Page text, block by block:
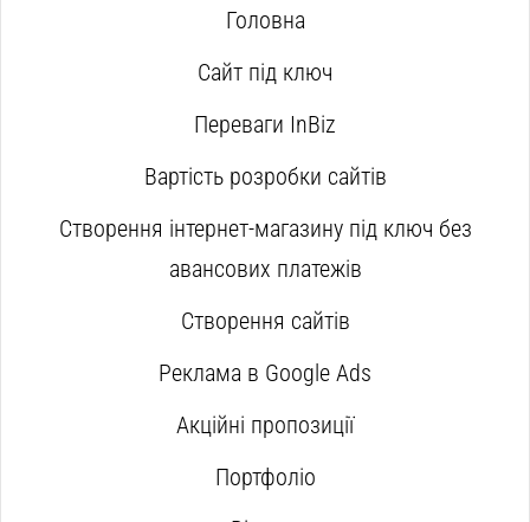
Головна
Сайт під ключ
Переваги InBiz
Вартість розробки сайтів
Створення інтернет-магазину під ключ без
авансових платежів
Створення сайтів
Реклама в Google Ads
Акційні пропозиції
Портфоліо